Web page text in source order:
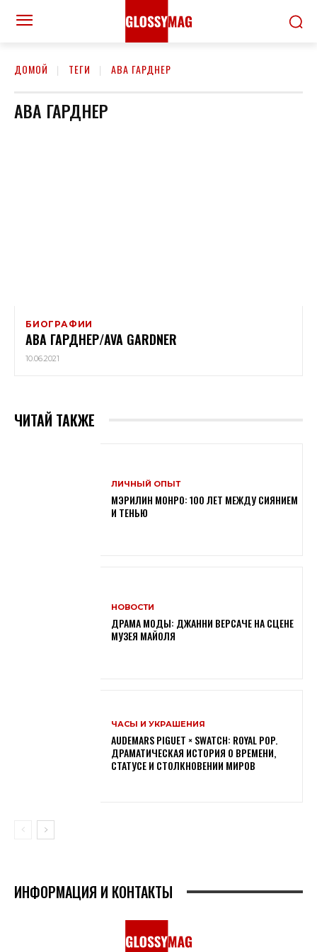
ДОМОЙ ТЕГИ АВА ГАРДНЕР
АВА ГАРДНЕР
БИОГРАФИИ
АВА ГАРДНЕР/AVA GARDNER
10.06.2021
ЧИТАЙ ТАКЖЕ
ЛИЧНЫЙ ОПЫТ
МЭРИЛИН МОНРО: 100 ЛЕТ МЕЖДУ СИЯНИЕМ
И ТЕНЬЮ
НОВОСТИ
ДРАМА МОДЫ: ДЖАННИ ВЕРСАЧЕ НА СЦЕНЕ
МУЗЕЯ МАЙОЛЯ
ЧАСЫ И УКРАШЕНИЯ
AUDEMARS PIGUET × SWATCH: ROYAL POP.
ДРАМАТИЧЕСКАЯ ИСТОРИЯ О ВРЕМЕНИ,
СТАТУСЕ И СТОЛКНОВЕНИИ МИРОВ
ИНФОРМАЦИЯ И КОНТАКТЫ